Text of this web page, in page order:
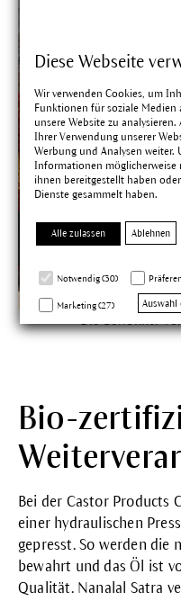
Diese Webseite
Wir verwenden Cookies, um
Funktionen für soziale
unsere Website zu
Ihrer Verwendung unserer
Werbung und Analysen weiter.
Informationen möglicherweise
ihnen bereitgestellt haben
Dienste gesammelt haben.
Alle zulassen Ablehnen
Notwendig (30)
Marketing (27) Auswahl
Bio-
Bei der Castor Products
einer hydraulischen
gepresst. So werden die
bewahrt und das Öl ist
Qualität. Nanalal Satra